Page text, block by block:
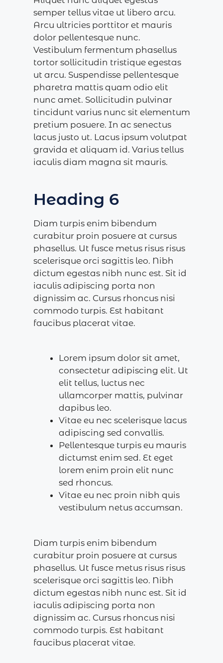
semper tellus vitae ut libero arcu.
Arcu ultricies porttitor et mauris
dolor pellentesque nunc.
Vestibulum fermentum phasellus
tortor sollicitudin tristique egestas
ut arcu. Suspendisse pellentesque
pharetra mattis quam odio elit
nunc amet. Sollicitudin pulvinar
tincidunt varius nunc sit elementum
pretium posuere. In ac senectus
lacus justo ut. Lacus ipsum volutpat
gravida et aliquam id. Varius tellus
iaculis diam magna sit mauris.
Heading 6
Diam turpis enim bibendum
curabitur proin posuere at cursus
phasellus. Ut fusce metus risus risus
scelerisque orci sagittis leo. Nibh
dictum egestas nibh nunc est. Sit id
iaculis adipiscing porta non
dignissim ac. Cursus rhoncus nisi
commodo turpis. Est habitant
faucibus placerat vitae.
Lorem ipsum dolor sit amet,
consectetur adipiscing elit. Ut
elit tellus, luctus nec
ullamcorper mattis, pulvinar
dapibus leo.
Vitae eu nec scelerisque lacus
adipiscing sed convallis.
Pellentesque turpis eu mauris
dictumst enim sed. Et eget
lorem enim proin elit nunc
sed rhoncus.
Vitae eu nec proin nibh quis
vestibulum netus accumsan.
Diam turpis enim bibendum
curabitur proin posuere at cursus
phasellus. Ut fusce metus risus risus
scelerisque orci sagittis leo. Nibh
dictum egestas nibh nunc est. Sit id
iaculis adipiscing porta non
dignissim ac. Cursus rhoncus nisi
commodo turpis. Est habitant
faucibus placerat vitae.